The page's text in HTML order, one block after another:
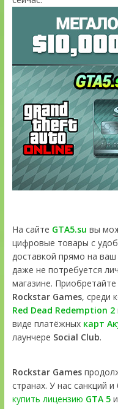
На сайте GTA5.su вы
цифровые товары с
доставкой прямо на
даже не потребуется
магазине.
Rockstar Games, среди
Red Dead Redemption 2
виде платёжных карт
лаунчере Social Club.
Rockstar Games
странах. У нас санкций
купить лицензию GTA 5и